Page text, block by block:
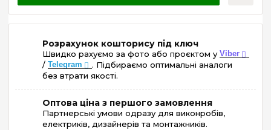
Розрахунок кошторису під ключ
Швидко рахуємо за фото або проєктом у Viber
/ Telegram
. Підбираємо оптимальні аналоги
без втрати якості.
Оптова ціна з першого замовлення
Партнерські умови одразу для виконробів,
електриків, дизайнерів та монтажників.